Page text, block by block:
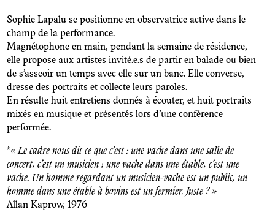
Sophie Lapalu se positionne en observatrice active dans le
champ de la performance.
Magnétophone en main, pendant la semaine de résidence,
elle propose aux artistes invité.e.s de partir en balade ou bien
de s’asseoir un temps avec elle sur un banc. Elle converse,
dresse des portraits et collecte leurs paroles.
En résulte huit entretiens donnés à écouter, et huit portraits
mixés en musique et présentés lors d’une conférence
performée.
*« Le cadre nous dit ce que c’est : une vache dans une salle de
concert, c’est un musicien ; une vache dans une étable, c’est une
vache. Un homme regardant un musicien-vache est un public, un
homme dans une étable à bovins est un fermier. Juste ? »
Allan Kaprow, 1976